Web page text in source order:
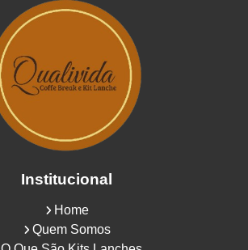
Institucional
Home
Quem Somos